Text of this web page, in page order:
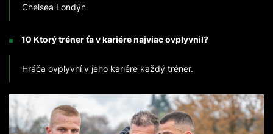
Chelsea Londýn
10 Ktorý tréner ťa v kariére najviac ovplyvnil?
Hráča ovplyvní v jeho kariére každý tréner.